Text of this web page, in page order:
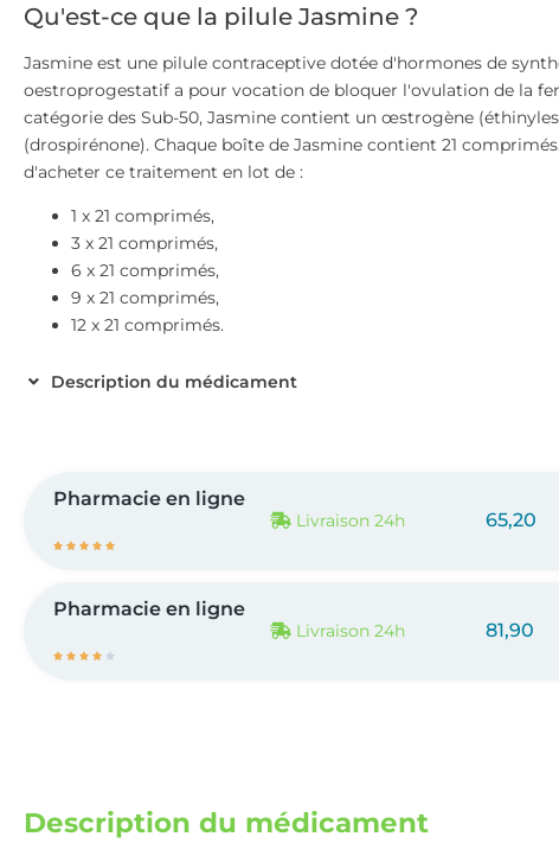
Qu'est-ce que la pilule Jasmine ?
Jasmine est une pilule contraceptive dotée d'hormones de
oestroprogestatif a pour vocation de bloquer l'ovulation de la
catégorie des Sub-50, Jasmine contient un œstrogène
(drospirénone). Chaque boîte de Jasmine contient 21
d'acheter ce traitement en lot de :
1 x 21 comprimés,
3 x 21 comprimés,
6 x 21 comprimés,
9 x 21 comprimés,
12 x 21 comprimés.
Description du médicament
Pharmacie en ligne
    
Livraison 24h 65,20
Pharmacie en ligne
    
Livraison 24h 81,90
Description du médicament